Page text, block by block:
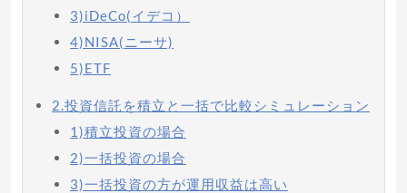
3)iDeCo(イデコ）
4)NISA(ニーサ)
5)ETF
2.投資信託を積立と一括で比較シミュレーション
1)積立投資の場合
2)一括投資の場合
3)一括投資の方が運用収益は高い